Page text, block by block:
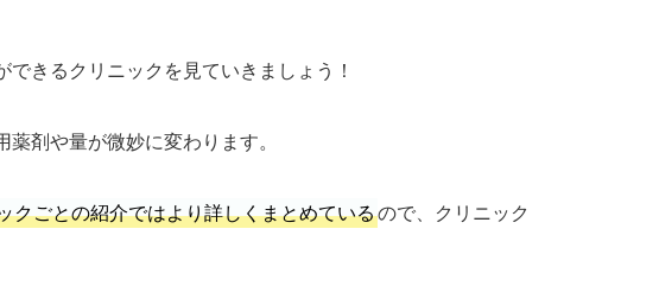
きるクリニックを見ていきましょう！
剤や量が微妙に変わります。
クごとの紹介ではより詳しくまとめているので、クリニック